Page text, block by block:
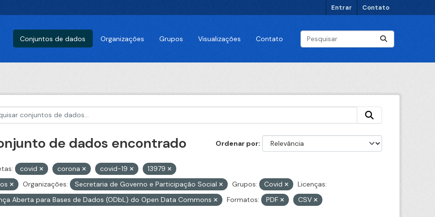
Entrar Contato
Conjuntos de dados Organizações Grupos Visualizações Contato
Ordenar por
de dados encontrado
covid corona covid-19
13979
Organizações: Secretaria de Governo e Participação Social Grupos: Covid
Licenças:
Aberta para Bases de Dados (ODbL) do Open Data Commons
Formatos: PDF CSV